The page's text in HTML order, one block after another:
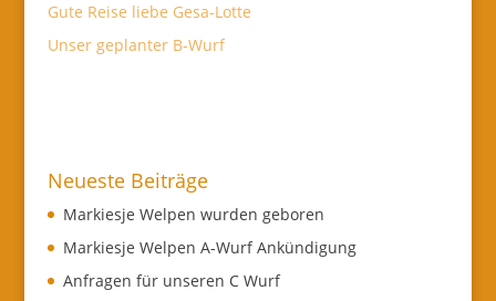
Gute Reise liebe Gesa-Lotte
Unser geplanter B-Wurf
Neueste Beiträge
Markiesje Welpen wurden geboren
Markiesje Welpen A-Wurf Ankündigung
Anfragen für unseren C Wurf